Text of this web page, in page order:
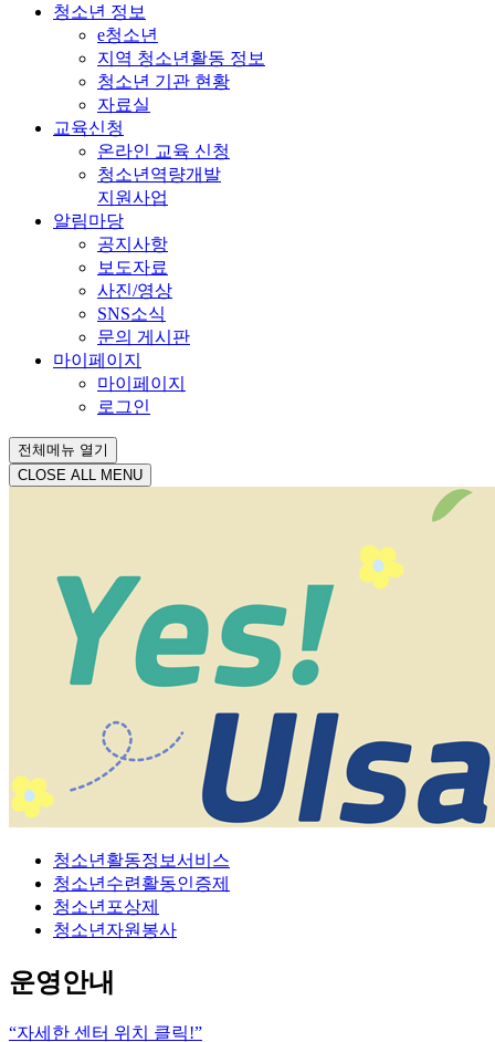
청소년 정보
e청소년
지역 청소년활동 정보
청소년 기관 현황
자료실
교육신청
온라인 교육 신청
청소년역량개발
지원사업
알림마당
공지사항
보도자료
사진/영상
SNS소식
문의 게시판
마이페이지
마이페이지
로그인
전체메뉴 열기
CLOSE ALL MENU
청소년활동정보서비스
청소년수련활동인증제
청소년포상제
청소년자원봉사
운영안내
“자세한 센터 위치 클릭!”